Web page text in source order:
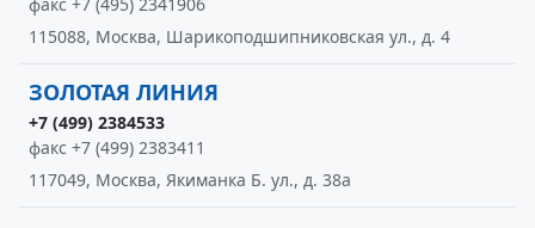
115088, Москва, Шарикоподшипниковская ул., д. 4
ЗОЛОТАЯ ЛИНИЯ
+7 (499) 2384533
факс +7 (499) 2383411
117049, Москва, Якиманка Б. ул., д. 38а